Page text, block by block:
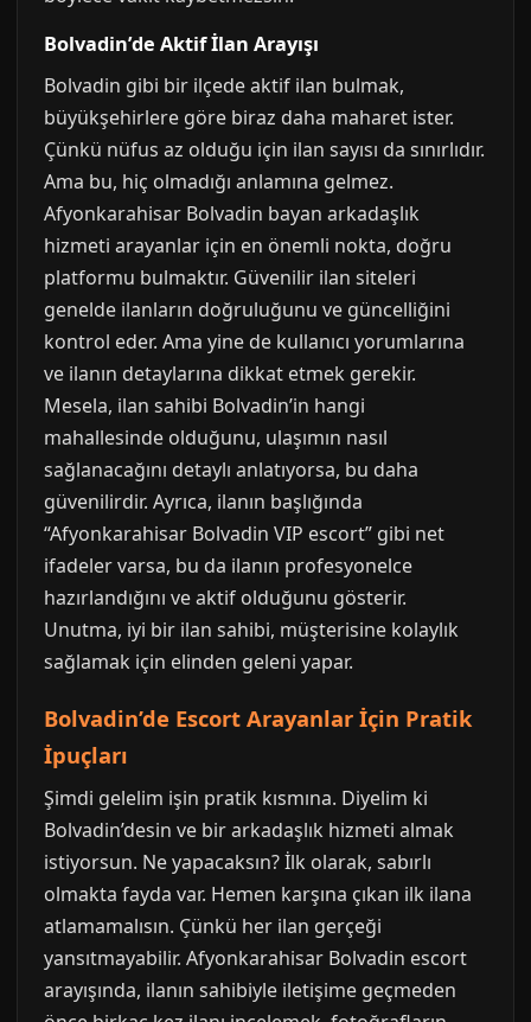
Bolvadin’de Aktif İlan Arayışı
Bolvadin gibi bir ilçede aktif ilan bulmak,
büyükşehirlere göre biraz daha maharet ister.
Çünkü nüfus az olduğu için ilan sayısı da sınırlıdır.
Ama bu, hiç olmadığı anlamına gelmez.
Afyonkarahisar Bolvadin bayan arkadaşlık
hizmeti arayanlar için en önemli nokta, doğru
platformu bulmaktır. Güvenilir ilan siteleri
genelde ilanların doğruluğunu ve güncelliğini
kontrol eder. Ama yine de kullanıcı yorumlarına
ve ilanın detaylarına dikkat etmek gerekir.
Mesela, ilan sahibi Bolvadin’in hangi
mahallesinde olduğunu, ulaşımın nasıl
sağlanacağını detaylı anlatıyorsa, bu daha
güvenilirdir. Ayrıca, ilanın başlığında
“Afyonkarahisar Bolvadin VIP escort” gibi net
ifadeler varsa, bu da ilanın profesyonelce
hazırlandığını ve aktif olduğunu gösterir.
Unutma, iyi bir ilan sahibi, müşterisine kolaylık
sağlamak için elinden geleni yapar.
Bolvadin’de Escort Arayanlar İçin Pratik
İpuçları
Şimdi gelelim işin pratik kısmına. Diyelim ki
Bolvadin’desin ve bir arkadaşlık hizmeti almak
istiyorsun. Ne yapacaksın? İlk olarak, sabırlı
olmakta fayda var. Hemen karşına çıkan ilk ilana
atlamamalısın. Çünkü her ilan gerçeği
yansıtmayabilir. Afyonkarahisar Bolvadin escort
arayışında, ilanın sahibiyle iletişime geçmeden